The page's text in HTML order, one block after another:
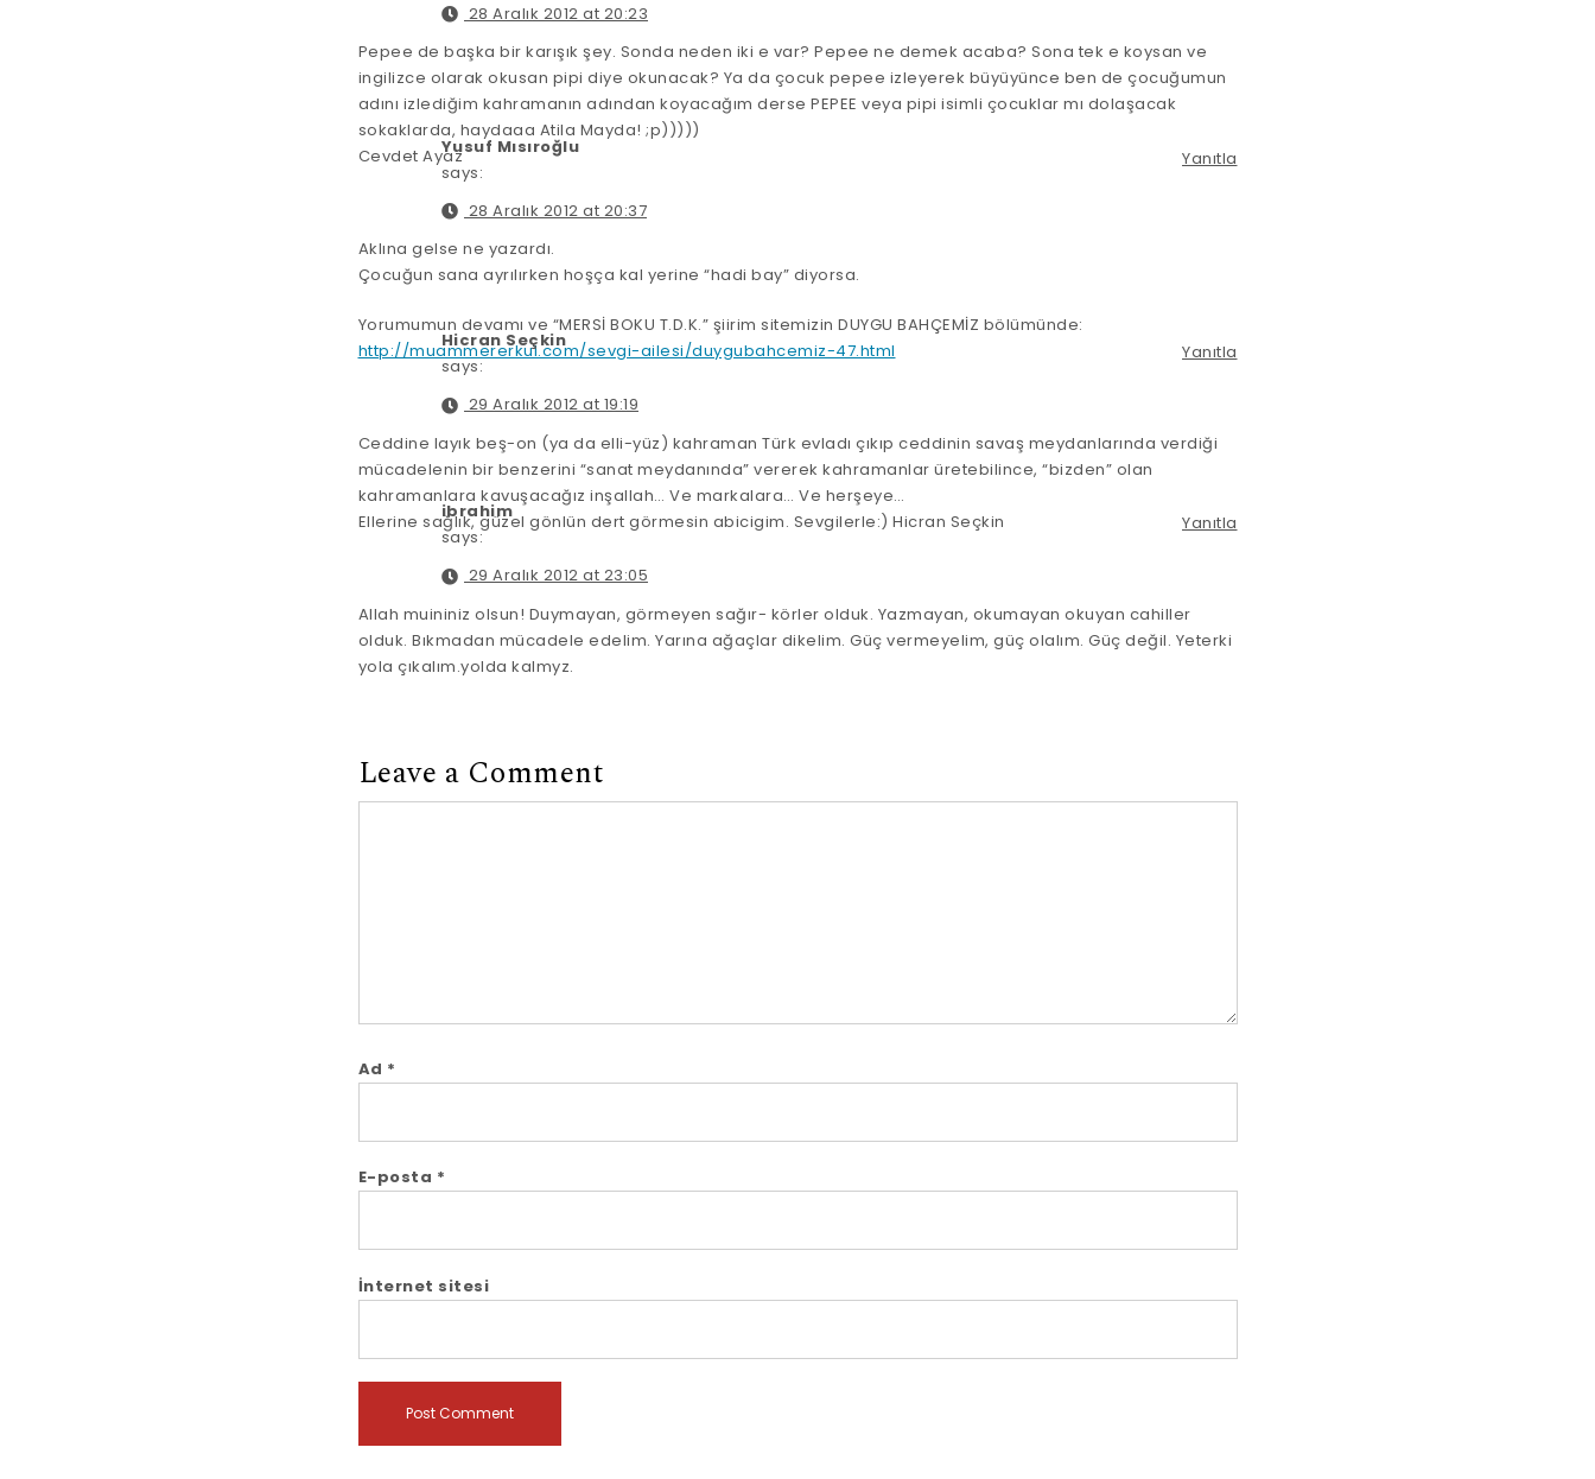
28 Aralık 2012 at 20:23
Pepee de başka bir karışık şey. Sonda neden iki e var? Pepee ne demek acaba? Sona tek e koysan ve
ingilizce olarak okusan pipi diye okunacak? Ya da çocuk pepee izleyerek büyüyünce ben de çocuğumun
adını izlediğim kahramanın adından koyacağım derse PEPEE veya pipi isimli çocuklar mı dolaşacak
sokaklarda, haydaaa Atila Mayda! ;p)))))
Cevdet Ayaz
Yanıtla
Yusuf Mısıroğlu
says:
28 Aralık 2012 at 20:37
Aklına gelse ne yazardı.
Çocuğun sana ayrılırken hoşça kal yerine “hadi bay” diyorsa.
Yorumumun devamı ve “MERSİ BOKU T.D.K.” şiirim sitemizin DUYGU BAHÇEMİZ bölümünde:
http://muammererkul.com/sevgi-ailesi/duygubahcemiz-47.html
Yanıtla
Hicran Seçkin
says:
29 Aralık 2012 at 19:19
Ceddine layık beş-on (ya da elli-yüz) kahraman Türk evladı çıkıp ceddinin savaş meydanlarında verdiği
mücadelenin bir benzerini “sanat meydanında” vererek kahramanlar üretebilince, “bizden” olan
kahramanlara kavuşacağız inşallah… Ve markalara… Ve herşeye…
Ellerine sağlık, güzel gönlün dert görmesin abicigim. Sevgilerle:) Hicran Seçkin
Yanıtla
ibrahim
says:
29 Aralık 2012 at 23:05
Allah muininiz olsun! Duymayan, görmeyen sağır- körler olduk. Yazmayan, okumayan okuyan cahiller
olduk. Bıkmadan mücadele edelim. Yarına ağaçlar dikelim. Güç vermeyelim, güç olalım. Güç değil. Yeterki
yola çıkalım.yolda kalmyz.
Leave a Comment
Ad *
E-posta *
İnternet sitesi